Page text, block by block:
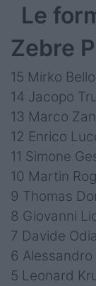
Le
Zebre
15 Mirko
14 Jacopo
13 Marco
12 Enrico
11 Simone
10 Martin
9 Thomas
8 Giovanni
7 Davide
6
5 Leonard